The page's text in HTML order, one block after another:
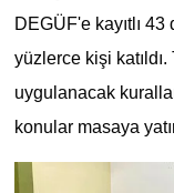
DEGÜF'e kayıtlı
yüzlerce kişi
uygulanacak
konular masaya